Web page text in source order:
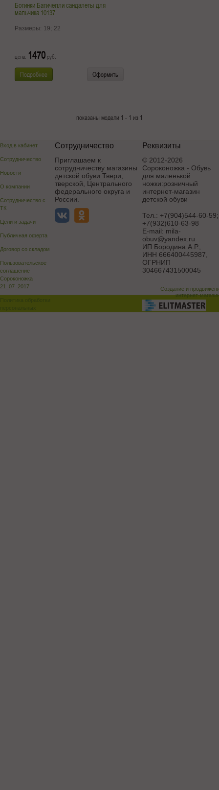
Ботинки Батичелли сандалеты для
мальчика 10137
Размеры: 19; 22
цена: 1470 руб.
Подробнее Оформить
показаны модели 1 - 1 из 1
Вход в кабинет
Сотрудничество
Новости
О компании
Сотрудничество с
ТК
Цели и задачи
Публичная оферта
Договор со складом
Пользовательское
соглашение
Сороконожка
21_07_2017
Сотрудничество
Приглашаем к
сотрудничеству магазины
детской обуви Твери,
тверской, Центрального
федерального округа и
России.
Реквизиты
© 2012-2026
Сороконожка - Обувь
для маленькой
ножки:розничный
интернет-магазин
детской обуви
Тел.: +7(904)544-60-59;
+7(932)610-63-98
E-mail: mila-
obuv@yandex.ru
ИП Бородина А.Р.
ИНН 666400445987,
ОГРНИП
304667431500045
Создание и
интернет-